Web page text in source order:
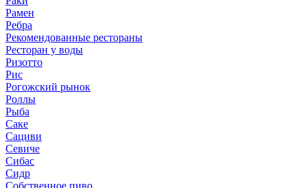
Рамен
Ребра
Рекомендованные рестораны
Ресторан у воды
Ризотто
Рис
Рогожский рынок
Роллы
Рыба
Саке
Сациви
Севиче
Сибас
Сидр
Собственное пиво